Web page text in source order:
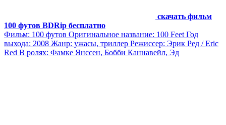
скачать фильм
100 футов BDRip бесплатно
Фильм: 100 футов Оригинальное название: 100 Feet Год
выхода: 2008 Жанр: ужасы, триллер Режиссер: Эрик Ред / Eric
Red В ролях: Фамке Янссен, Бобби Каннавейл, Эд